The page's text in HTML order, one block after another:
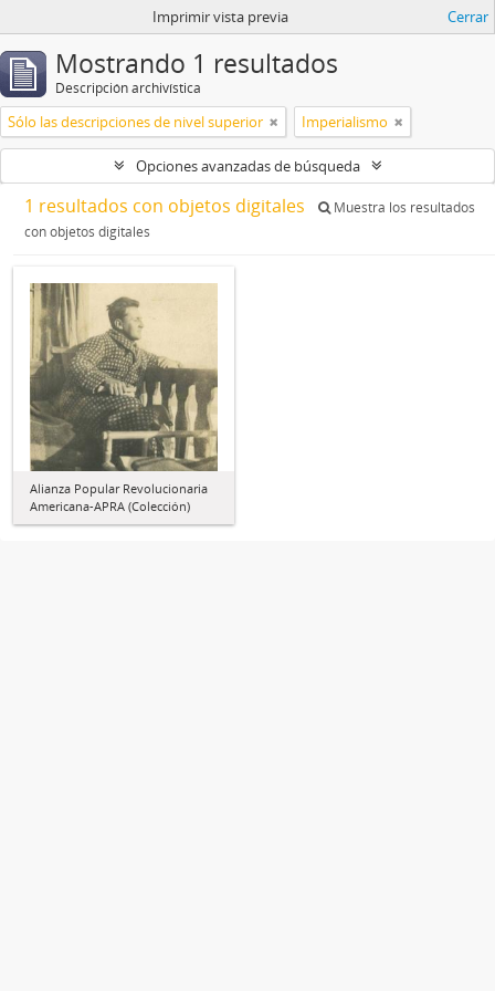
Imprimir vista previa Cerrar
Mostrando 1 resultados
Descripción archivística
Sólo las descripciones de nivel superior Imperialismo
Opciones avanzadas de búsqueda
1 resultados con objetos digitales
Muestra los resultados
con objetos digitales
Alianza Popular Revolucionaria
Americana-APRA (Colección)